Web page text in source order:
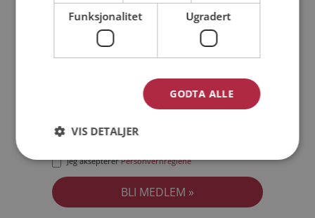
Jeg akseptererPersonvernreglene
Funksjonalitet Ugradert
GODTA ALLE
VIS DETALJER